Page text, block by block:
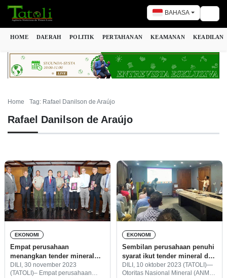
BAHASA
HOME DAERAH POLITIK PERTAHANAN KEAMANAN KEADILAN
Home Tag: Rafael Danilson de Araújo
Rafael Danilson de Araújo
EKONOMI
Empat perusahaan
menangkan tender mineral
ANM
DILI, 30 november 2023
(TATOLI)– Empat perusahaan
EKONOMI
Sembilan perusahaan penuhi
syarat ikut tender mineral dari
ANM
DILI, 10 oktober 2023 (TATOLI)—
Otoritas Nasional Mineral (ANM -